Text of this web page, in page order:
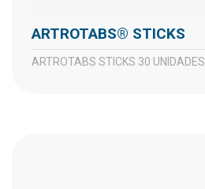
ARTROTABS® STICKS
ARTROTABS STICKS 30 UNIDADES